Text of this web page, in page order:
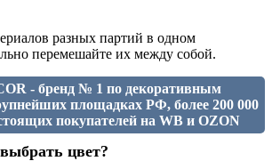
разных партий в одном
перемешайте их между собой.
- бренд № 1 по декоративным
площадках РФ, более 200 000
покупателей на WB и OZON
цвет?